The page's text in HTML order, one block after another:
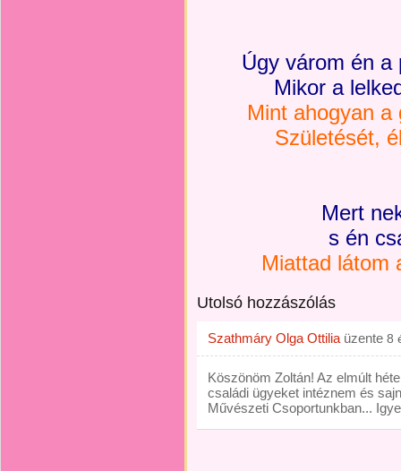
Úgy várom én a
Mikor a
Mint ahogyan a
Születését,
Mert
s én
Miattad látom
Utolsó hozzászólás
Szathmáry Olga Ottilia üzente 8
Köszönöm Zoltán! Az elmúlt
családi ügyeket intéznem és
Művészeti Csoportunkban...